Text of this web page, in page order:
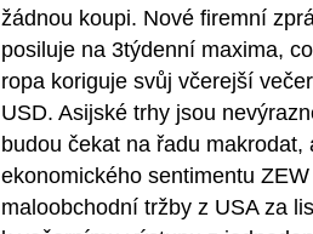
žádnou koupi. Nové firemní
posiluje na 3týdenní maxima,
ropa koriguje svůj včerejší
USD. Asijské trhy jsou
budou čekat na řadu
ekonomického sentimentu
maloobchodní tržby z USA za